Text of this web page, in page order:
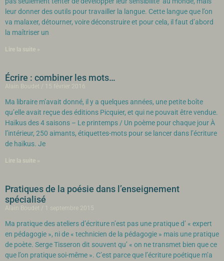
leur donner des outils pour travailler la langue. Cette langue que l’on
va malaxer, détourner, voire déconstruire et pour cela, il faut d’abord
la maîtriser un
Lire la suite »
Écrire : combiner les mots…
Alain Boudet 15 février 2016
Ma libraire m’avait donné, il y a quelques années, une petite boîte
qu’elle avait reçue des éditions Picquier, et qui ne pouvait être vendue.
Haïkus des 4 saisons – Le printemps / Un poème pour chaque jour À
l’intérieur, 250 aimants, étiquettes-mots pour se lancer dans l’écriture
de haïkus. Je
Lire la suite »
Pratiques de la poésie dans l’enseignement
spécialisé
Alain Boudet 1 septembre 2015
Ma pratique des ateliers d’écriture n’est pas une pratique d’ « expert
en pédagogie », ni de « technicien de la pédagogie » mais une pratique
de poète. Serge Tisseron dit souvent qu’ « on ne transmet bien que ce
que l’on pratique soi-même ». C’est parce que l’écriture poétique m’a